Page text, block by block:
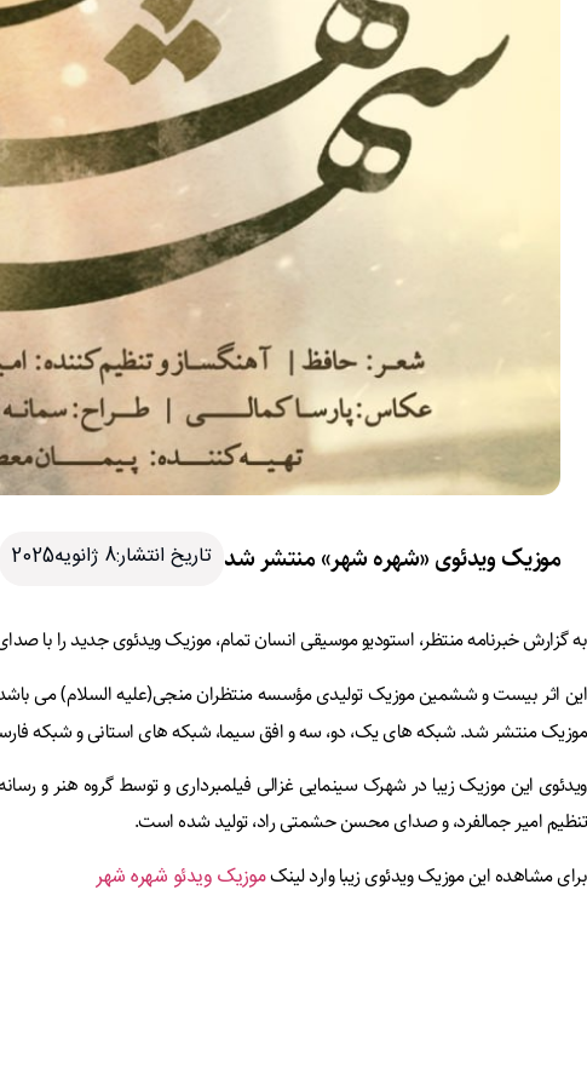
موزیک ویدئوی «شهره شهر» منتشر شد تاریخ انتشار:8 ژانویه2025
به گزارش خبرنامه منتظر، استودیو موسیقی انسان تمام، موزیک ویدئوی جدید را با
این اثر بیست و ششمین موزیک تولیدی مؤسسه منتظران منجی(علیه السلام) می باشد که سه شنبه
موزیک منتشر شد. شبکه های یک، دو، سه و افق سیما، شبکه های استانی و شبکه
ویدئوی این موزیک زیبا در شهرک سینمایی غزالی فیلمبرداری و توسط گروه هنر و
تنظیم امیر جمالفرد، و صدای محسن حشمتی راد، تولید شده است.
برای مشاهده این موزیک ویدئوی زیبا وارد لینکموزیک ویدئو شهره شهر